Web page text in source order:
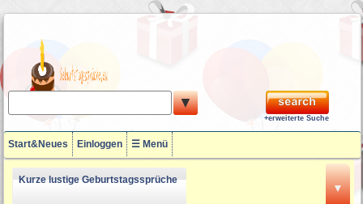
▼
+erweiterte Suche
Start&Neues Einloggen ☰ Menü
▼
Kurze lustige Geburtstagssprüche